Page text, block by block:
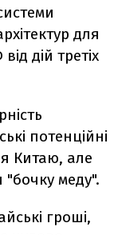
для
дій третіх
потенційні
Китаю, але
"бочку меду".
гроші,